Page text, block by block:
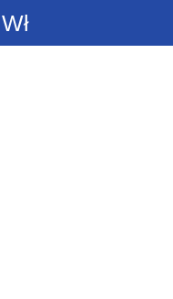
Włącz
powiadomienia